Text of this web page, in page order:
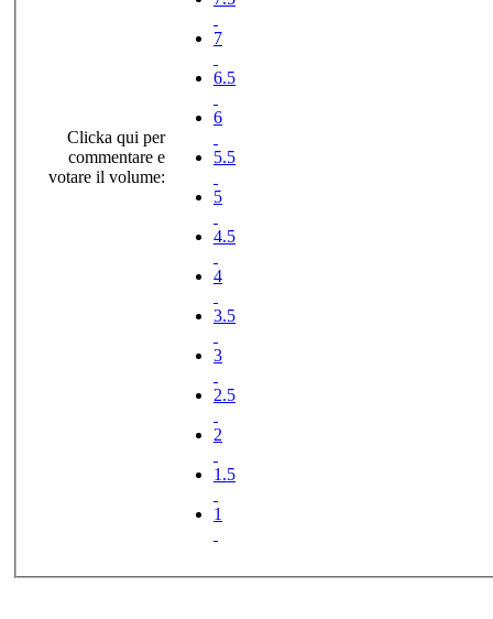
Clicka qui per
commentare e
votare il volume:
7
6.5
6
5.5
5
4.5
4
3.5
3
2.5
2
1.5
1